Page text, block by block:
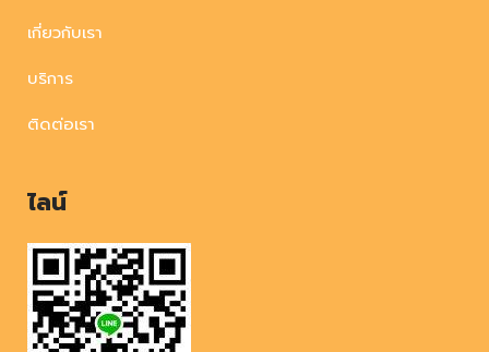
เกี่ยวกับเรา
บริการ
ติดต่อเรา
ไลน์